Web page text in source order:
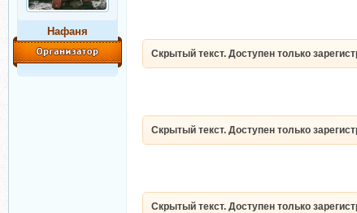
Нафаня
Скрытый текст. Доступен только
Скрытый текст. Доступен только
Скрытый текст. Доступен только